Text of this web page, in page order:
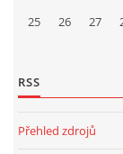
25
26 27
RSS
Přehled zdrojů